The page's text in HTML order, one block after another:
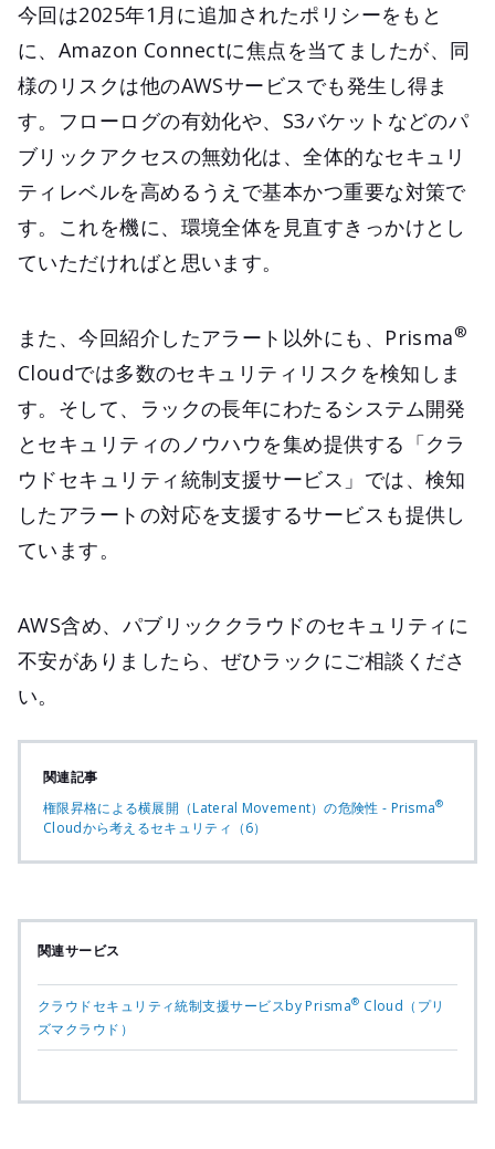
今回は2025年1月に追加されたポリシーをもと
に、Amazon Connectに焦点を当てましたが、同
様のリスクは他のAWSサービスでも発生し得ま
す。フローログの有効化や、S3バケットなどのパ
ブリックアクセスの無効化は、全体的なセキュリ
ティレベルを高めるうえで基本かつ重要な対策で
す。これを機に、環境全体を見直すきっかけとし
ていただければと思います。
また、今回紹介したアラート以外にも、Prisma®
Cloudでは多数のセキュリティリスクを検知しま
す。そして、ラックの長年にわたるシステム開発
とセキュリティのノウハウを集め提供する「クラ
ウドセキュリティ統制支援サービス」では、検知
したアラートの対応を支援するサービスも提供し
ています。
AWS含め、パブリッククラウドのセキュリティに
不安がありましたら、ぜひラックにご相談くださ
い。
関連記事
権限昇格による横展開（Lateral Movement）の危険性 - Prisma®
Cloudから考えるセキュリティ（6）
関連サービス
クラウドセキュリティ統制支援サービスby Prisma® Cloud（プリ
ズマクラウド）